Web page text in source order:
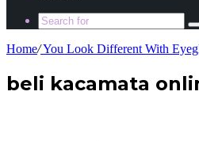
Home/You Look Different With
beli kacamata